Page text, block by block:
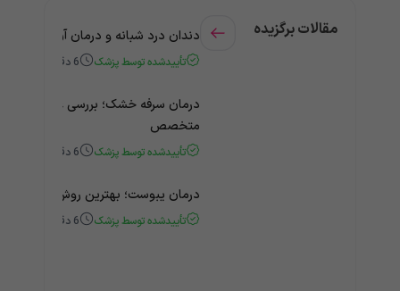
مقالات برگزیده دندان درد شبانه و درمان آن +
تأییدشده توسط پزشک 6 دقیقه
درمان سرفه خشک؛ بررسی علت و
متخصص
تأییدشده توسط پزشک 6 دقیقه
درمان یبوست؛ بهترین روش‌های
تأییدشده توسط پزشک 6 دقیقه